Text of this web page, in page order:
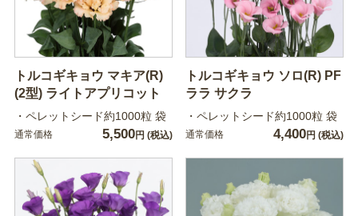
トルコギキョウ マキア(R)
(2型) ライトアプリコット
・ペレットシード約1000粒 袋
通常価格 5,500円 (税込)
トルコギキョウ ソロ(R) PF
ララ サクラ
・ペレットシード約1000粒 袋
通常価格 4,400円 (税込)